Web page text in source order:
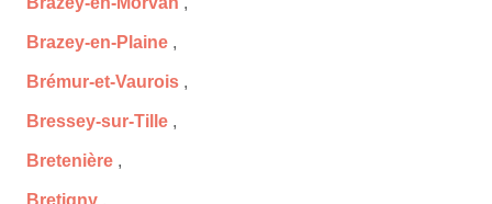
Brazey-en-Plaine ,
Brémur-et-Vaurois ,
Bressey-sur-Tille ,
Bretenière ,
Bretigny ,